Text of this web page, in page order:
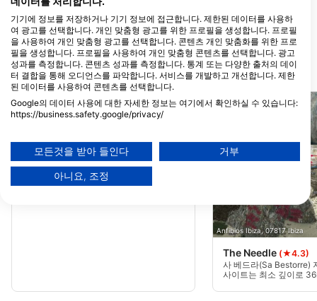
SUBFARI DIVE CENTER
PUERTO PORTINATX, 07810 IBIZA,
IB - 스페인
가까운 다이빙 사이트
Cañones Es Vedranell(★4.6)
넬 섬에는 벽을 좌우로 가로지르며 28미터
에서 수면 근처까지 이어지는 세 개의 패스
로 구성된 흥미로운 다이빙 포인트인 캐년
이 숨겨져 있습니다.
Anfibios Ibiza, 07817 Ibiza
The Needle (★4.3)
사 베드라(Sa Bestorre)
사이트는 최소 깊이로
기기에 정보를 저장하거나 기기 정보에 접근합니다. 제한된 데이터를 사용하
여 광고를 선택합니다. 개인 맞춤형 광고를 위한 프로필을 생성합니다. 프로필
을 사용하여 개인 맞춤형 광고를 선택합니다. 콘텐츠 개인 맞춤화를 위한 프로
필을 생성합니다. 프로필을 사용하여 개인 맞춤형 콘텐츠를 선택합니다. 광고
성과를 측정합니다. 콘텐츠 성과를 측정합니다. 통계 또는 다양한 출처의 데이
터 결합을 통해 오디언스를 파악합니다. 서비스를 개발하고 개선합니다. 제한
된 데이터를 사용하여 콘텐츠를 선택합니다.
Google의 데이터 사용에 대한 자세한 정보는 여기에서 확인하실 수 있습니다:
https://business.safety.google/privacy/
귀하의 동의와 cookie 정책은 이 웹사이트/앱에만 적용됩니다.
파트너 목록 보기 (1 IAB 벤더)
당사는 귀하의 데이터를 다음 목적으로 사용합니다:
Store and/or access information on a device
Create profiles for personalised advertising
모든것을 받아 들인다 거부
아니요, 조정